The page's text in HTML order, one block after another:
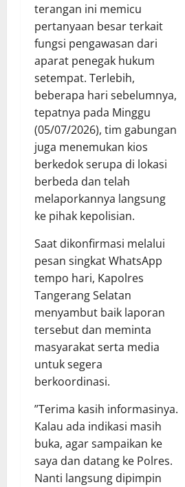
terangan ini memicu
pertanyaan besar terkait
fungsi pengawasan dari
aparat penegak hukum
setempat. Terlebih,
beberapa hari sebelumnya,
tepatnya pada Minggu
(05/07/2026), tim gabungan
juga menemukan kios
berkedok serupa di lokasi
berbeda dan telah
melaporkannya langsung
ke pihak kepolisian.
​Saat dikonfirmasi melalui
pesan singkat WhatsApp
tempo hari, Kapolres
Tangerang Selatan
menyambut baik laporan
tersebut dan meminta
masyarakat serta media
untuk segera
berkoordinasi.
​”Terima kasih informasinya.
Kalau ada indikasi masih
buka, agar sampaikan ke
saya dan datang ke Polres.
Nanti langsung dipimpin